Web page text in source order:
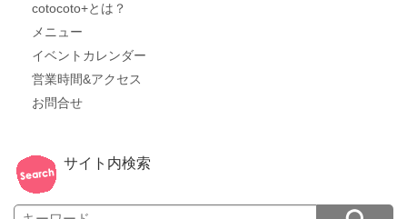
cotocoto+とは？
メニュー
イベントカレンダー
営業時間&アクセス
お問合せ
サイト内検索
Search